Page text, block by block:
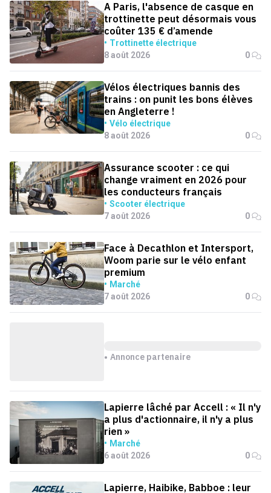
A Paris, l'absence de casque en
trottinette peut désormais vous
coûter 135 € d’amende
Trottinette électrique
8 août 2026
0
Vélos électriques bannis des
trains : on punit les bons élèves
en Angleterre !
Vélo électrique
8 août 2026
0
Assurance scooter : ce qui
change vraiment en 2026 pour
les conducteurs français
Scooter électrique
7 août 2026
0
Face à Decathlon et Intersport,
Woom parie sur le vélo enfant
premium
Marché
7 août 2026
0
Annonce partenaire
Lapierre lâché par Accell : « Il n'y
a plus d'actionnaire, il n'y a plus
rien »
Marché
6 août 2026
0
Lapierre, Haibike, Babboe : leur